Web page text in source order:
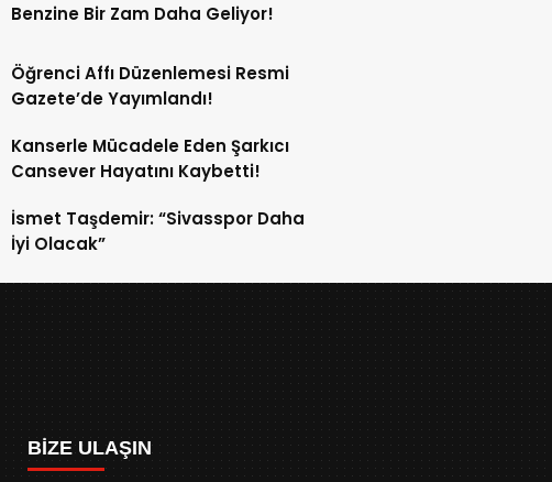
Benzine Bir Zam Daha Geliyor!
Öğrenci Affı Düzenlemesi Resmi
Gazete’de Yayımlandı!
Kanserle Mücadele Eden Şarkıcı
Cansever Hayatını Kaybetti!
İsmet Taşdemir: “Sivasspor Daha
İyi Olacak”
BİZE ULAŞIN